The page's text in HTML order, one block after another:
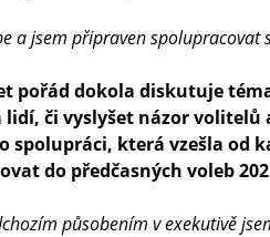
a jsem připraven
pořád dokola diskutuje
či vyslyšet názor
spolupráci, která vzešla od
do předčasných voleb
působením v exekutivě